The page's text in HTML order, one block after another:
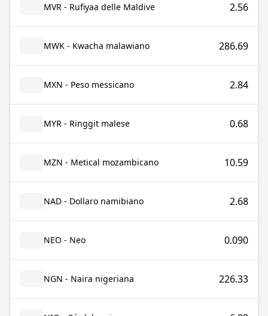
MVR - Rufiyaa delle Maldive 2.56
MWK - Kwacha malawiano 286.69
MXN - Peso messicano 2.84
MYR - Ringgit malese 0.68
MZN - Metical mozambicano 10.59
NAD - Dollaro namibiano 2.68
NEO - Neo 0.090
NGN - Naira nigeriana 226.33